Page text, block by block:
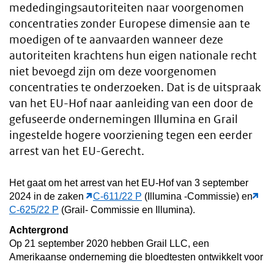
mededingingsautoriteiten naar voorgenomen
concentraties zonder Europese dimensie aan te
moedigen of te aanvaarden wanneer deze
autoriteiten krachtens hun eigen nationale recht
niet bevoegd zijn om deze voorgenomen
concentraties te onderzoeken. Dat is de uitspraak
van het EU-Hof naar aanleiding van een door de
gefuseerde ondernemingen Illumina en Grail
ingestelde hogere voorziening tegen een eerder
arrest van het EU-Gerecht.
Het gaat om het arrest van het EU-Hof van 3 september
2024 in de zaken
C-611/22 P (Illumina -Commissie) en
C-625/22 P (Grail- Commissie en Illumina).
Achtergrond
Op 21 september 2020 hebben Grail LLC, een
Amerikaanse onderneming die bloedtesten ontwikkelt voor